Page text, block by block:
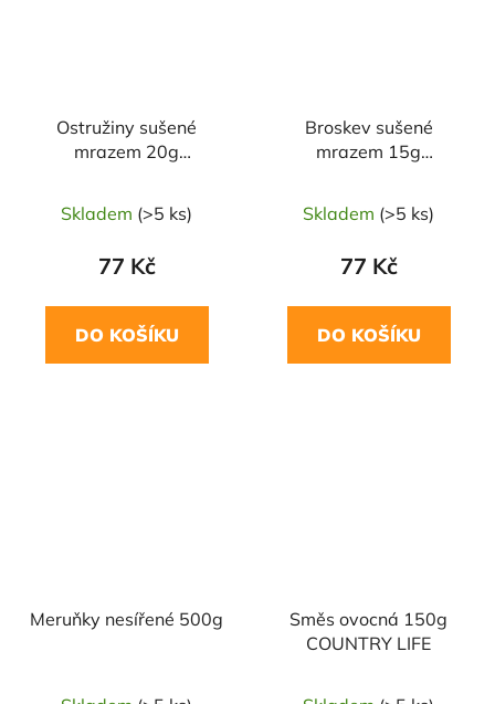
Ostružiny sušené
mrazem 20g
Skladem (>5 ks)
77 Kč
DO KOŠÍKU
Broskev sušené
mrazem 15g
Skladem (>5 ks)
77 Kč
DO KOŠÍKU
Meruňky nesířené 500g
Směs ovocná 150g
COUNTRY LIFE